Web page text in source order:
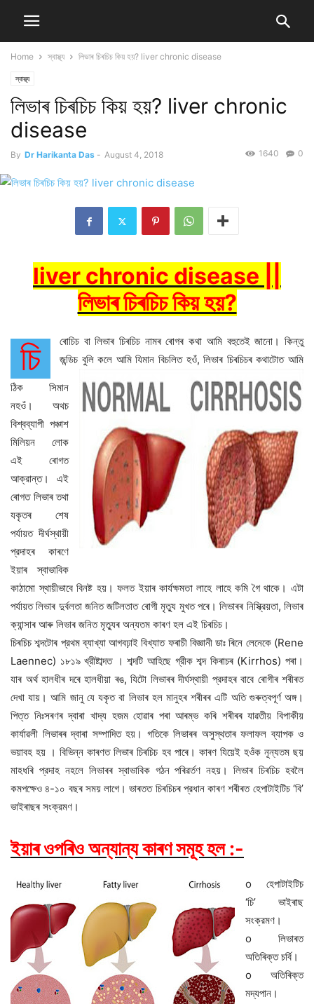
Home স্বাস্থ্য লিভাৰ চিৰচিচ কিয় হয়? liver chronic disease
স্বাস্থ্য
লিভাৰ চিৰচিচ কিয় হয়? liver chronic
disease
By Dr Harikanta Das - August 4, 2018 0
1640
liver chronic disease ||
লিভাৰ চিৰচিচ কিয় হয়?
চি
ৰোচিচ বা লিভাৰ চিৰচিচ নামৰ ৰোগৰ কথা আমি বহুতেই জানো। কিন্তু
জন্ডিচ বুলি কলে আমি যিমান বিচলিত হওঁ, লিভাৰ চিৰচিচৰ কথাটোত আমি
ঠিক সিমান
নহওঁ। অথচ
বিশ্বব্যাপী পঞ্চাশ
মিলিয়ন লোক
এই ৰোগত
আক্রান্ত। এই
ৰোগত লিভাৰ তথা
যকৃতৰ শেষ
পর্যায়ত দীর্ঘস্থায়ী
প্রদাহৰ কাৰণে
ইয়াৰ স্বাভাবিক
কাঠামো স্থায়ীভাবে বিনষ্ট হয়। ফলত ইয়াৰ কার্যক্ষমতা লাহে লাহে কমি গৈ থাকে। এটা
পর্যায়ত লিভাৰ দুর্বলতা জনিত জটিলতাত ৰোগী মৃত্যু মুখত পৰে। লিভাৰৰ নিস্ক্রিয়তা, লিভাৰ
ক্যান্সাৰ আৰু লিভাৰ জনিত মৃত্যুৰ অন্যতম কাৰণ হল এই চিৰচিচ।
চিৰচিচ শব্দটোৰ প্রথম ব্যাখ্যা আগবঢ়াই বিখ্যাত ফৰাচী বিজ্ঞানী ডাঃ ৰিনে লেনেকে (Rene
Laennec) ১৮১৯ খ্রীষ্টাব্দত । শব্দটি আহিছে গ্রীক শব্দ কিৰাচৰ (Kirrhos) পৰা।
যাৰ অর্থ হালধীৰ দৰে হালধীয়া ৰঙ, যিটো লিভাৰৰ দীর্ঘস্থায়ী প্রদাহৰ বাবে ৰোগীৰ শৰীৰত
দেখা যায়। আমি জানু যে যকৃত বা লিভাৰ হল মানুহৰ শৰীৰৰ এটি অতি গুৰুত্বপূৰ্ণ অঙ্গ।
পিত্ত নিঃসৰণৰ দ্বাৰা খাদ্য হজম হোৱাৰ পৰা আৰম্ভ কৰি শৰীৰৰ যাৱতীয় বিপাকীয়
কার্যাৱলী লিভাৰৰ দ্বাৰা সম্পাদিত হয়। গতিকে লিভাৰৰ অসুস্থতাৰ ফলাফল ব্যাপক ও
ভয়াবহ হয় । বিভিন্ন কাৰণত লিভাৰ চিৰচিচ হব পাৰে। কাৰণ যিয়েই হওঁক নূন্যতম ছয়
মাহধৰি প্রদাহ নহলে লিভাৰৰ স্বাভাবিক গঠন পৰিৱর্তণ নহয়। লিভাৰ চিৰচিচ হবলৈ
কমপক্ষেও ৪-১০ বছৰ সময় লাগে। ভাৰতত চিৰচিচৰ প্রধান কাৰণ শৰীৰত হেপাটাইটিচ ‘বি’
ভাইৰাছৰ সংক্রমণ।
ইয়াৰ ওপৰিও অন্যান্য কাৰণ সমূহ হল :-
o হেপাটাইটিচ
‘চি’ ভাইৰাছ
সংক্রমণ।
o লিভাৰত
অতিৰিক্ত চর্বি।
o অতিৰিক্ত
মদ্যপান।